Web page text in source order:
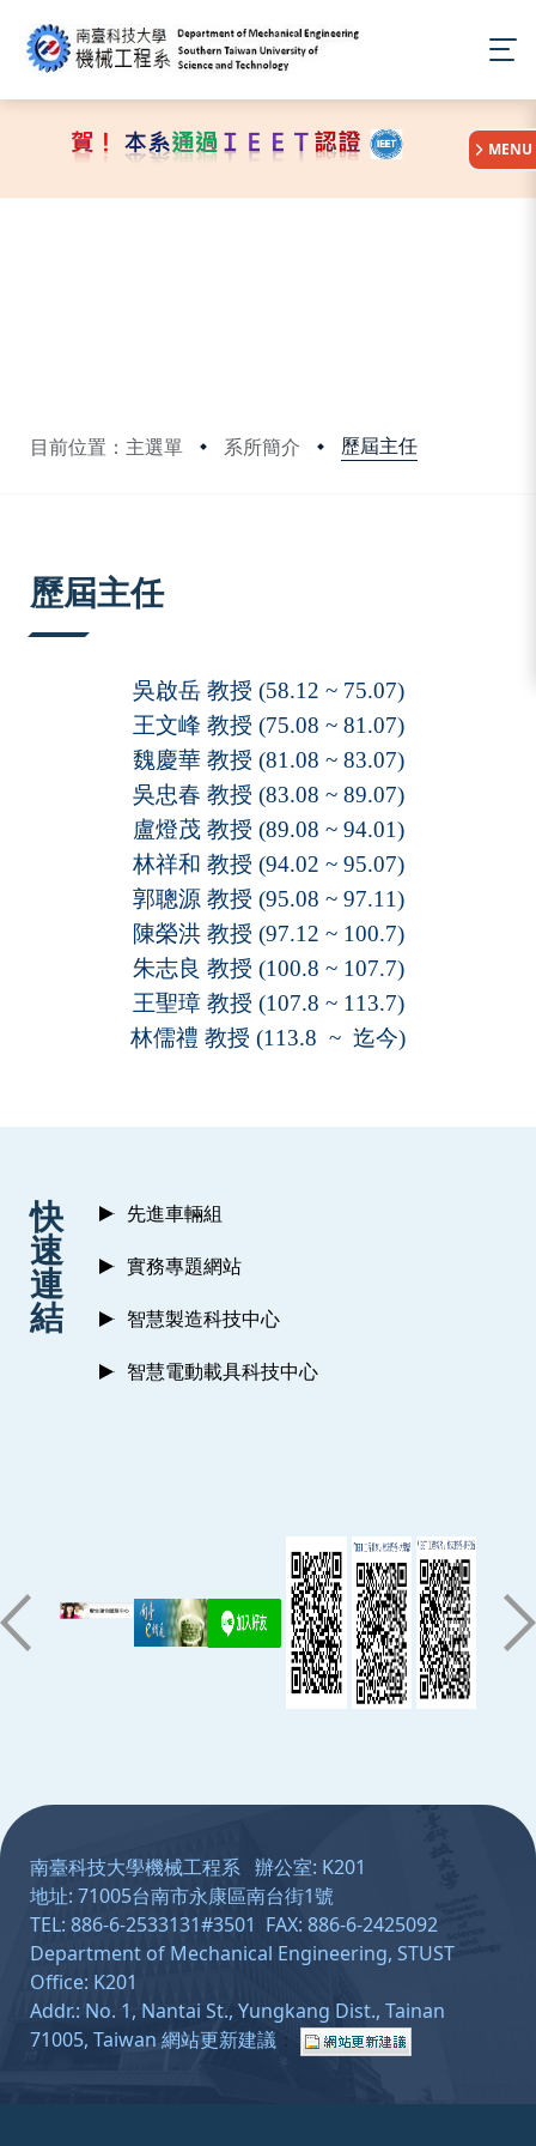
目前位置：主選單 系所簡介 歷屆主任
:::
MENU
歷屆主任
吳啟岳 教授 (58.12 ~ 75.07)
王文峰 教授 (75.08 ~ 81.07)
魏慶華 教授 (81.08 ~ 83.07)
吳忠春 教授 (83.08 ~ 89.07)
盧燈茂 教授 (89.08 ~ 94.01)
林祥和 教授 (94.02 ~ 95.07)
郭聰源 教授 (95.08 ~ 97.11)
陳榮洪 教授 (97.12 ~ 100.7)
朱志良 教授 (100.8 ~ 107.7)
王聖璋 教授 (107.8 ~ 113.7)
林儒禮 教授 (113.8 ~ 迄今)
快
速
連
結
先進車輛組
實務專題網站
智慧製造科技中心
智慧電動載具科技中心
南臺科技大學機械工程系 辦公室: K201
地址: 71005台南市永康區南台街1號
TEL: 886-6-2533131#3501 FAX: 886-6-2425092
Department of Mechanical Engineering, STUST
Office: K201
Addr.: No. 1, Nantai St., Yungkang Dist., Tainan
71005, Taiwan 網站更新建議 ：